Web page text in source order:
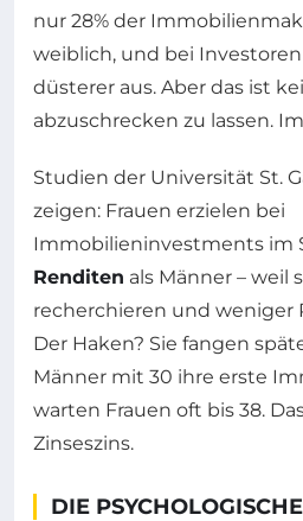
nur 28% der
weiblich, und bei
düsterer aus. Aber das ist
abzuschrecken zu lassen.
Studien der Universität St.
zeigen: Frauen erzielen bei
Immobilieninvestments im
Renditen als Männer – weil
recherchieren und weniger
Der Haken? Sie fangen
Männer mit 30 ihre erste
warten Frauen oft bis 38.
Zinseszins.
DIE